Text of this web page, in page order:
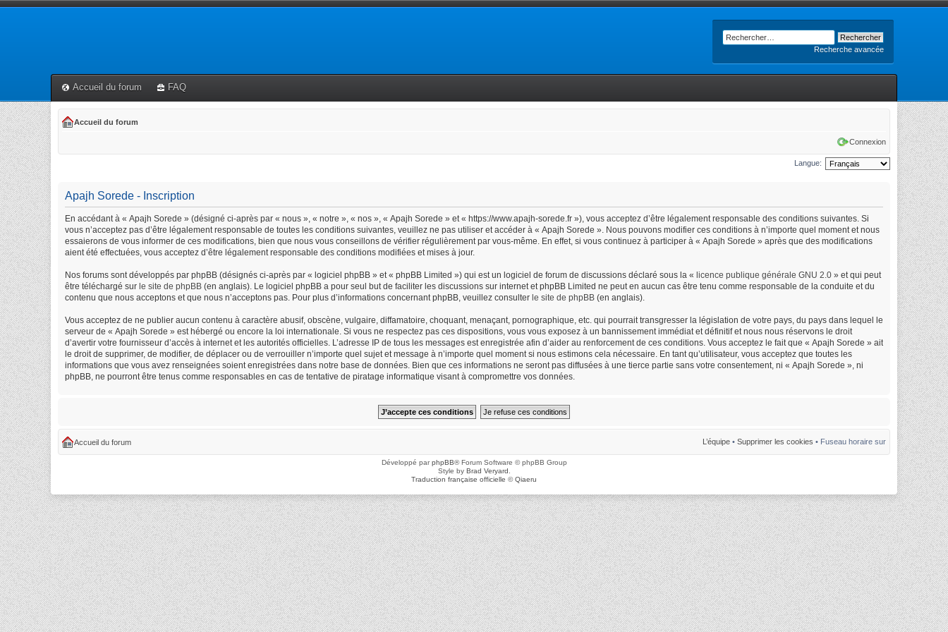
Recherche avancée
Accueil du forum FAQ
Accueil du forum
Connexion
Langue:
Apajh Sorede - Inscription
En accédant à « Apajh Sorede » (désigné ci-après par « nous », « notre », « nos », « Apajh Sorede » et « https://www.apajh-sorede.fr »), vous acceptez d’être légalement responsable des conditions suivantes. Si
vous n’acceptez pas d’être légalement responsable de toutes les conditions suivantes, veuillez ne pas utiliser et accéder à « Apajh Sorede ». Nous pouvons modifier ces conditions à n’importe quel moment et nous
essaierons de vous informer de ces modifications, bien que nous vous conseillons de vérifier régulièrement par vous-même. En effet, si vous continuez à participer à « Apajh Sorede » après que des modifications
aient été effectuées, vous acceptez d’être légalement responsable des conditions modifiées et mises à jour.
Nos forums sont développés par phpBB (désignés ci-après par « logiciel phpBB » et « phpBB Limited ») qui est un logiciel de forum de discussions déclaré sous la « licence publique générale GNU 2.0 » et qui peut
être téléchargé sur le site de phpBB (en anglais). Le logiciel phpBB a pour seul but de faciliter les discussions sur internet et phpBB Limited ne peut en aucun cas être tenu comme responsable de la conduite et du
contenu que nous acceptons et que nous n’acceptons pas. Pour plus d’informations concernant phpBB, veuillez consulter le site de phpBB (en anglais).
Vous acceptez de ne publier aucun contenu à caractère abusif, obscène, vulgaire, diffamatoire, choquant, menaçant, pornographique, etc. qui pourrait transgresser la législation de votre pays, du pays dans lequel le
serveur de « Apajh Sorede » est hébergé ou encore la loi internationale. Si vous ne respectez pas ces dispositions, vous vous exposez à un bannissement immédiat et définitif et nous nous réservons le droit
d’avertir votre fournisseur d’accès à internet et les autorités officielles. L’adresse IP de tous les messages est enregistrée afin d’aider au renforcement de ces conditions. Vous acceptez le fait que « Apajh Sorede » ait
le droit de supprimer, de modifier, de déplacer ou de verrouiller n’importe quel sujet et message à n’importe quel moment si nous estimons cela nécessaire. En tant qu’utilisateur, vous acceptez que toutes les
informations que vous avez renseignées soient enregistrées dans notre base de données. Bien que ces informations ne seront pas diffusées à une tierce partie sans votre consentement, ni « Apajh Sorede », ni
phpBB, ne pourront être tenus comme responsables en cas de tentative de piratage informatique visant à compromettre vos données.
Accueil du forum L’équipe • Supprimer les cookies • Fuseau horaire sur
Développé parphpBB® Forum Software © phpBB Group
Style by Brad Veryard
Traduction française officielle ©Qiaeru